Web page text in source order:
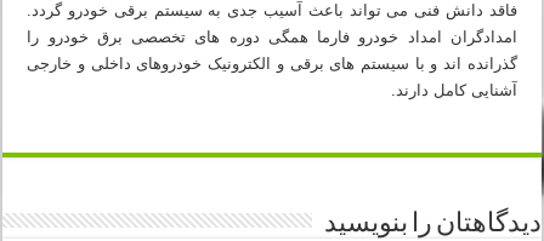
فاقد دانش فنی می تواند باعث آسیب جدی به سیستم برقی خودرو گردد.
امدادگران امداد خودرو فارما همگی دوره های تخصصی برق خودرو را
گذرانده اند و با سیستم های برقی و الکترونیک خودروهای داخلی و خارجی
آشنایی کامل دارند.
دیدگاهتان را بنویسید